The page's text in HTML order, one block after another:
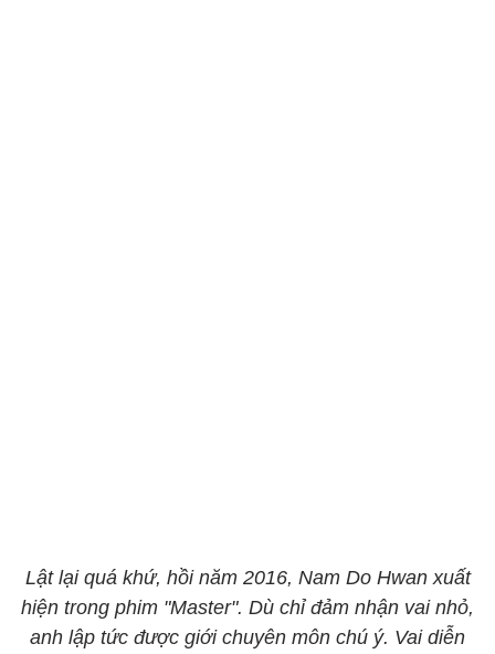
Lật lại quá khứ, hồi năm 2016, Nam Do Hwan xuất
hiện trong phim "Master". Dù chỉ đảm nhận vai nhỏ,
anh lập tức được giới chuyên môn chú ý. Vai diễn